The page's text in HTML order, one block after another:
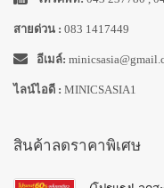
สายด่วน : 083 1417449
อีเมล์:
ไลน์ไอดี : MINICSASIA1
สินค้าลดราคาพิเศษ